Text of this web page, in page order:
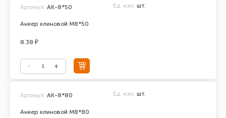
Анкер клиновой М8*50
Артикул: АК-8*50 Ед. изм. шт.
8.38 ₽
Анкер клиновой М8*80
Артикул: АК-8*80 Ед. изм. шт.